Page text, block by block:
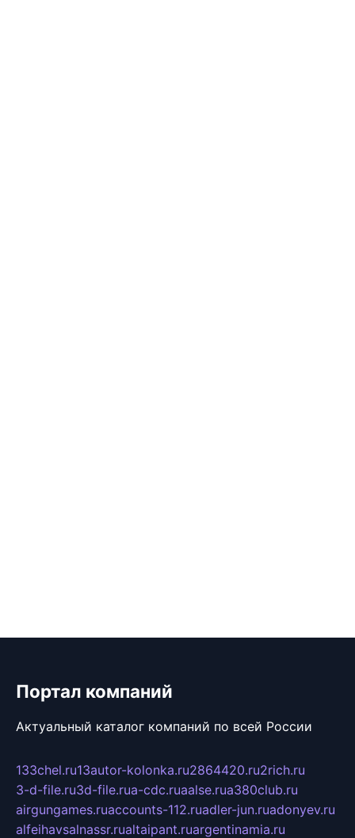
Портал компаний
Актуальный каталог компаний по всей России
133chel.ru13autor-kolonka.ru2864420.ru2rich.ru
3-d-file.ru3d-file.rua-cdc.ruaalse.rua380club.ru
airgungames.ruaccounts-112.ruadler-jun.ruadonyev.ru
alfeihavsalnassr.rualtaipant.ruargentinamia.ru